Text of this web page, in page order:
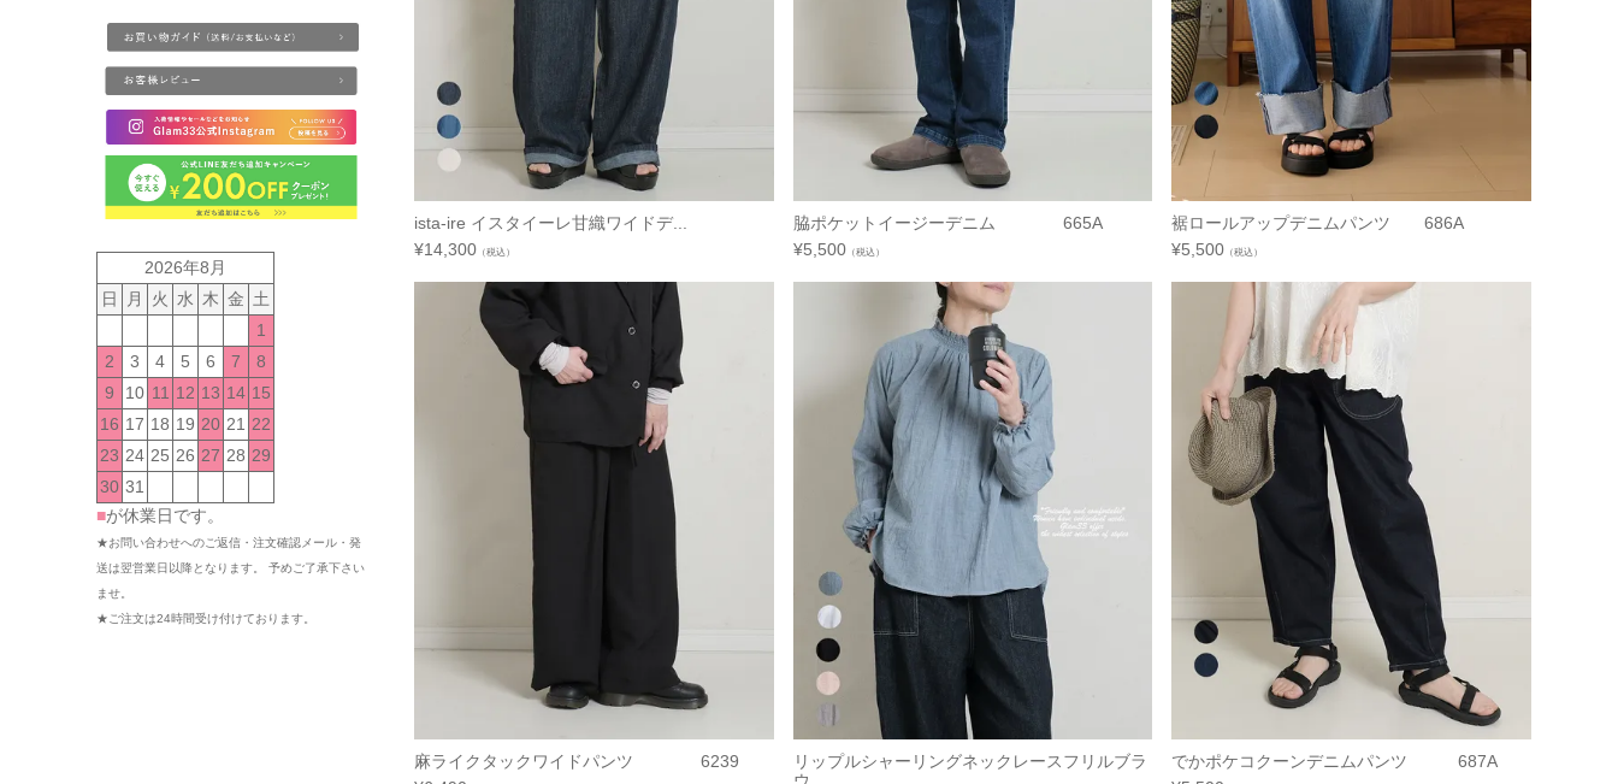
2026年8月
日
月 火 水 木 金 土
1
2
3 4 5 6 7
8
9
10 11 12 13 14 15
16 17 18 19 20 21 22
23 24 25 26 27 28 29
30 31
■が休業日です。
★お問い合わせへのご返信・注文確認メール・発
送は翌営業日以降となります。 予めご了承下さい
ませ。
★ご注文は24時間受け付けております。
ista-ire イスタイーレ甘織ワイドデ...
¥14,300 （税込）
脇ポケットイージーデニム 665A
¥5,500（税込）
裾ロールアップデニムパンツ 686A
¥5,500 （税込）
麻ライクタックワイドパンツ 6239
リップルシャーリングネックレースフリルブラ
でかポケコクーンデニムパンツ 687A